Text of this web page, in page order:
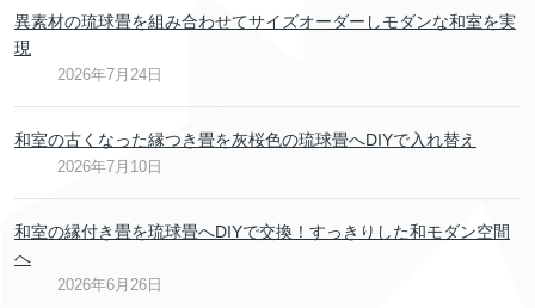
異素材の琉球畳を組み合わせてサイズオーダーしモダンな和室を実
現
2026年7月24日
和室の古くなった縁つき畳を灰桜色の琉球畳へDIYで入れ替え
2026年7月10日
和室の縁付き畳を琉球畳へDIYで交換！すっきりした和モダン空間
へ
2026年6月26日